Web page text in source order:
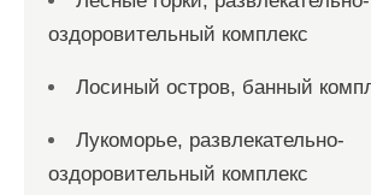
оздоровительный комплекс
Лосиный остров, банный
Лукоморье, развлекательно-
оздоровительный комплекс